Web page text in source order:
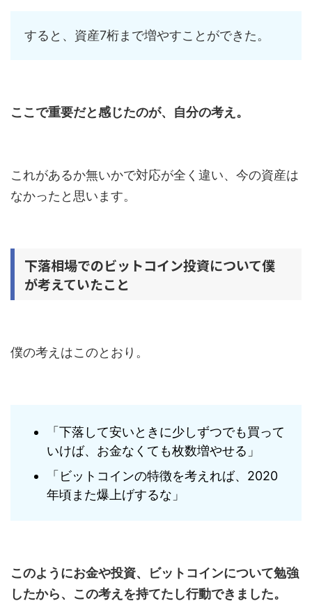
すると、資産7桁まで増やすことができた。
ここで重要だと感じたのが、自分の考え。
これがあるか無いかで対応が全く違い、今の資産は
なかったと思います。
下落相場でのビットコイン投資について僕
が考えていたこと
僕の考えはこのとおり。
「下落して安いときに少しずつでも買って
いけば、お金なくても枚数増やせる」
「ビットコインの特徴を考えれば、2020
年頃また爆上げするな」
このようにお金や投資、ビットコインについて勉強
したから、この考えを持てたし行動できました。